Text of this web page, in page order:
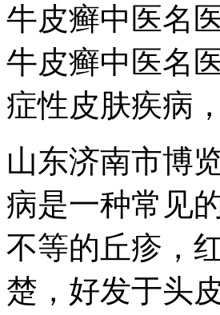
牛皮癣中医名
牛皮癣中医名
症性皮肤疾病
山东济南市博
病是一种常见
不等的丘疹，
楚，好发于头